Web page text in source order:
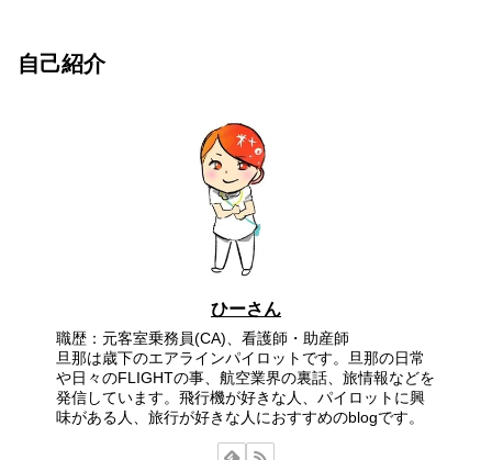
自己紹介
ひーさん
職歴：元客室乗務員(CA)、看護師・助産師
旦那は歳下のエアラインパイロットです。旦那の日常
や日々のFLIGHTの事、航空業界の裏話、旅情報などを
発信しています。飛行機が好きな人、パイロットに興
味がある人、旅行が好きな人におすすめのblogです。